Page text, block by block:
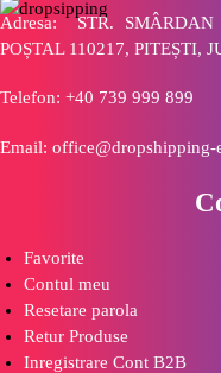
Adresa: STR.
POȘTAL 110217, PITEȘTI,
Telefon: +40 739 999 899
Email: office@dropshipping-
Favorite
Contul meu
Resetare parola
Retur Produse
Inregistrare Cont B2B